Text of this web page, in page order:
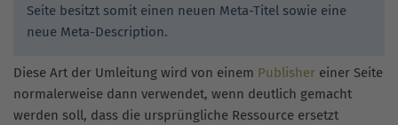
Seite besitzt somit einen neuen Meta-Titel sowie eine
neue Meta-Description.
Diese Art der Umleitung wird von einem Publisher einer Seite
normalerweise dann verwendet, wenn deutlich gemacht
werden soll, dass die ursprüngliche Ressource ersetzt